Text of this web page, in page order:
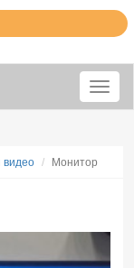
Меню
видео Монитор